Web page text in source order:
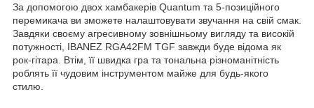
За допомогою двох хамбакерів Quantum та 5-позиційного
перемикача ви зможете налаштовувати звучання на свій смак.
Завдяки своєму агресивному зовнішньому вигляду та високій
потужності, IBANEZ RGA42FM TGF завжди буде відома як
рок-гітара. Втім, її швидка гра та тональна різноманітність
роблять її чудовим інструментом майже для будь-якого
стилю.